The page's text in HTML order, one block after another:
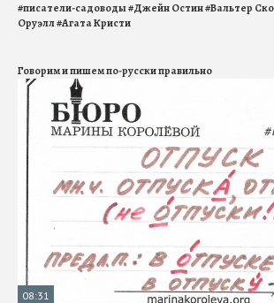
#писатели-садоводы#Джейн Остин#Вальтер
Оруэлл#Агата Кристи
Говорим и пишем по-русски правильно
08:31